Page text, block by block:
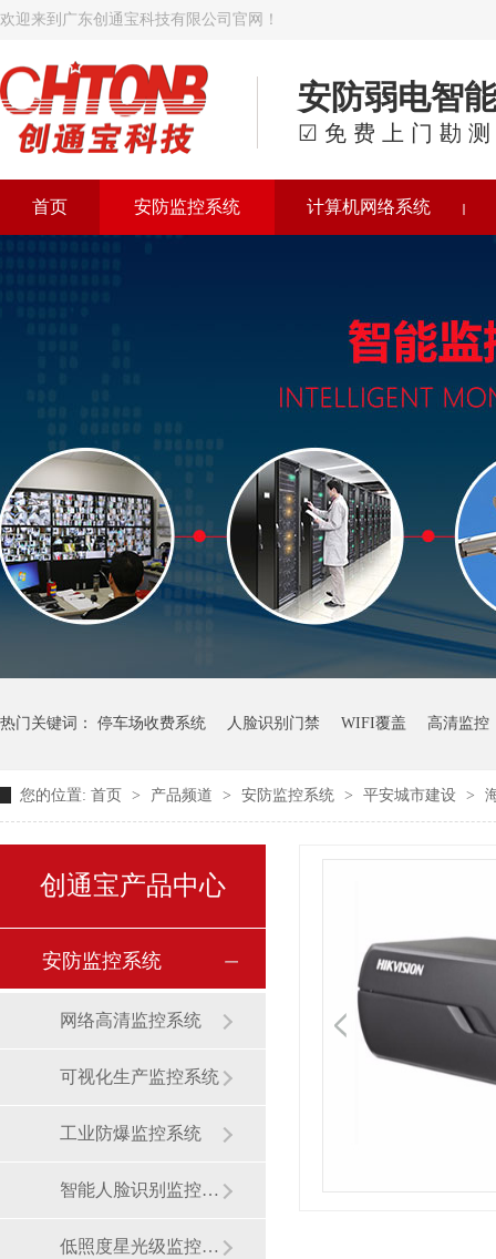
欢迎来到广东创通宝科技有限公司官网！
安防弱电智
☑免费上门勘
首页 安防监控系统 计算机网络系统
热门关键词： 停车场收费系统 人脸识别门禁 WIFI覆盖 高清监控
您的位置: 首页 > 产品频道 > 安防监控系统 > 平安城市建设 >
创通宝产品中心
安防监控系统
网络高清监控系统
可视化生产监控系统
工业防爆监控系统
智能人脸识别监控系统
低照度星光级监控系统